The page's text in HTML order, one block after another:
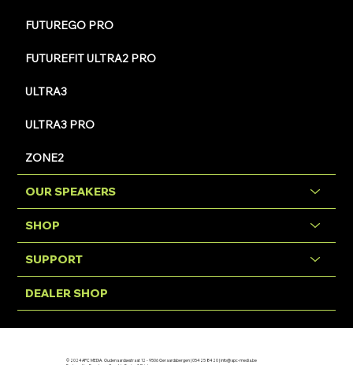
FUTUREGO PRO
FUTUREFIT ULTRA2 PRO
ULTRA3
ULTRA3 PRO
ZONE2
OUR SPEAKERS
SHOP
SUPPORT
DEALER SHOP
© 2024 APC MEDIA. Oudenaardsestraat 12 - 9506 Geraardsbergen | 054 25 84 20 |info@apc-media.be